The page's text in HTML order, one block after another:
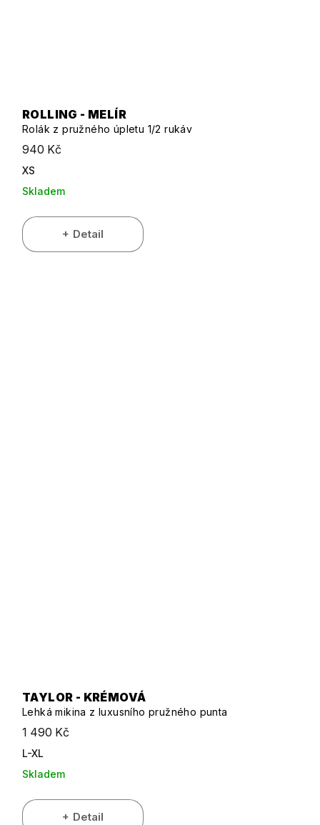
ROLLING - MELÍR
Rolák z pružného úpletu 1/2 rukáv
940 Kč
XS
Skladem
Detail
TAYLOR - KRÉMOVÁ
Lehká mikina z luxusního pružného punta
1 490 Kč
L-XL
Skladem
Detail